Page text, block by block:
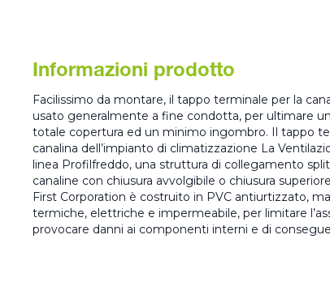
Informazioni prodotto
Facilissimo da montare, il tappo terminale per la
usato generalmente a fine condotta, per ultimare
totale copertura ed un minimo ingombro. Il tappo
canalina dell’impianto di climatizzazione La
linea Profilfreddo, una struttura di collegamento
canaline con chiusura avvolgibile o chiusura
First Corporation è costruito in PVC antiurtizzato,
termiche, elettriche e impermeabile, per limitare
provocare danni ai componenti interni e di